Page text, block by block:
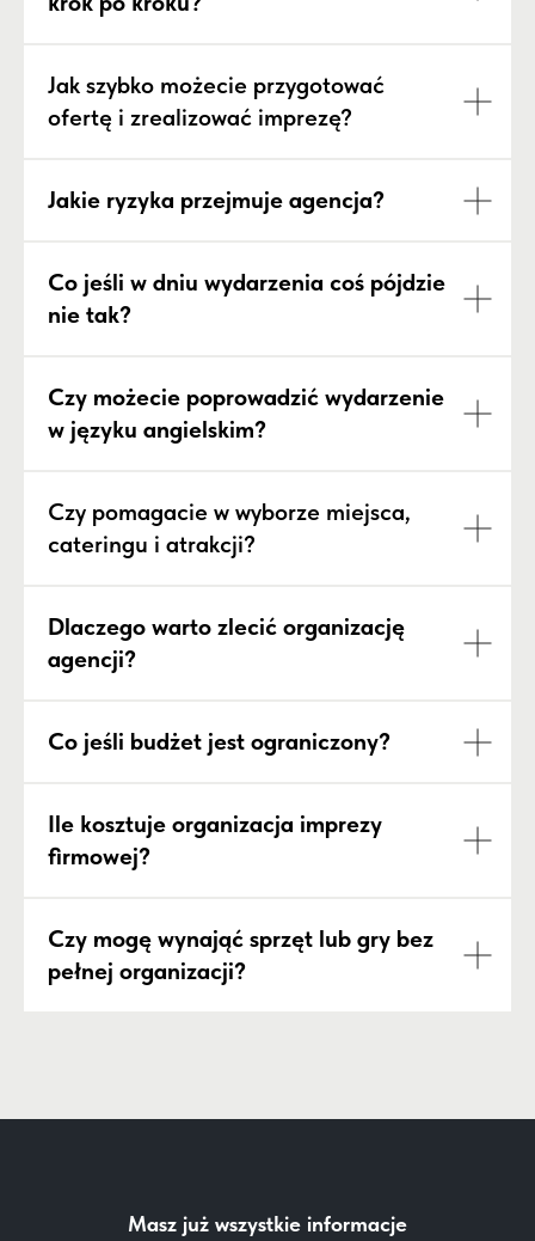
Jak szybko możecie przygotować
ofertę i zrealizować imprezę?
Jakie ryzyka przejmuje agencja?
Co jeśli w dniu wydarzenia coś pójdzie
nie tak?
Czy możecie poprowadzić wydarzenie
w języku angielskim?
Czy pomagacie w wyborze miejsca,
cateringu i atrakcji?
Dlaczego warto zlecić organizację
agencji?
Co jeśli budżet jest ograniczony?
Ile kosztuje organizacja imprezy
firmowej?
Czy mogę wynająć sprzęt lub gry bez
pełnej organizacji?
Masz już wszystkie informacje